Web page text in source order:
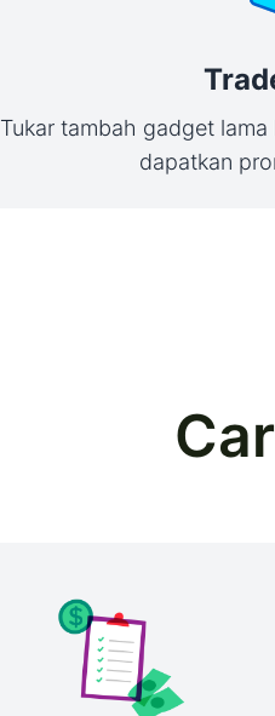
Tukar tambah gadget
dapatkan